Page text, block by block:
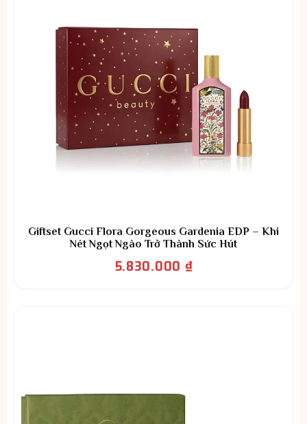
Giftset Gucci Flora Gorgeous Gardenia EDP – Khi
Nét Ngọt Ngào Trở Thành Sức Hút
5.830.000 ₫